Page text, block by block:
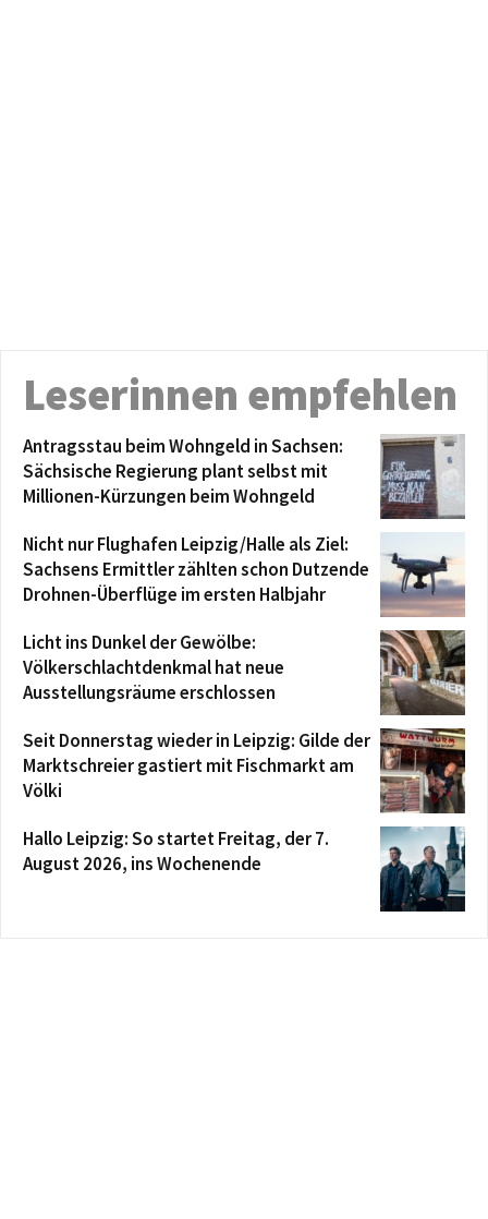
Leserinnen empfehlen
Antragsstau beim Wohngeld in Sachsen:
Sächsische Regierung plant selbst mit
Millionen-Kürzungen beim Wohngeld
Nicht nur Flughafen Leipzig/Halle als Ziel:
Sachsens Ermittler zählten schon Dutzende
Drohnen-Überflüge im ersten Halbjahr
Licht ins Dunkel der Gewölbe:
Völkerschlachtdenkmal hat neue
Ausstellungsräume erschlossen
Seit Donnerstag wieder in Leipzig: Gilde der
Marktschreier gastiert mit Fischmarkt am
Völki
Hallo Leipzig: So startet Freitag, der 7.
August 2026, ins Wochenende